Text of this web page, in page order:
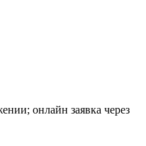
онлайн заявка через